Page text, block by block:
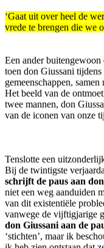
‘Gaat uit over heel de
vrede te brengen die we
Een ander
toen don Giussani
gemeenschappen, samen
Het beeld van de
twee mannen, don
van de iconen van onze
Tenslotte een
Bij de twintigste
schrijft de paus aan
niet een weg aanduiden
van dit existentiële
vanwege de vijftigjarige
don Giussani aan de
‘stichten’, maar ik